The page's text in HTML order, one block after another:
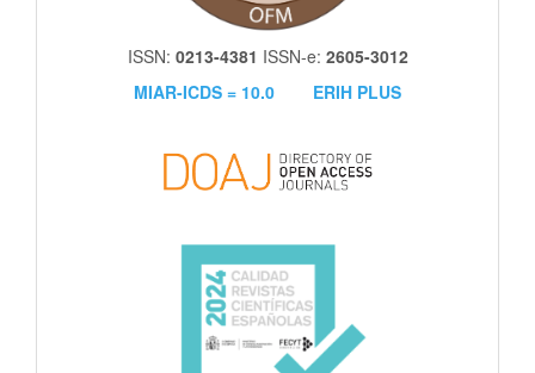
ISSN: 0213-4381 ISSN-e: 2605-3012
MIAR-ICDS = 10.0
ERIH PLUS